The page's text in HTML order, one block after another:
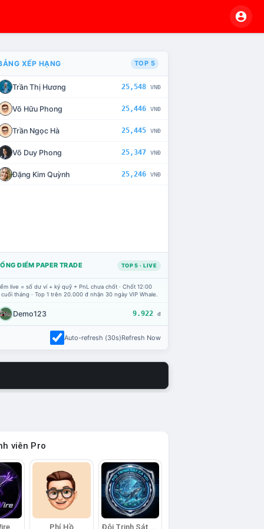
CHẾ TÀI XỬ LÝ VI PHẠM
XẾP HẠNG TOP 5
Trần Thị Hương 25,548 VNĐ
Võ Hữu Phong 25,446 VNĐ
Trần Ngọc Hà 25,445 VNĐ
Võ Duy Phong 25,347 VNĐ
Đặng Kim Quỳnh 25,246 VNĐ
ĐIỂM PAPER TRADE TOP 5 · LIVE
live = số dư ví + ký quỹ + PnL chưa chốt · Chốt 12:00
tháng · Top 1 trên 20.000 đ nhận 30 ngày VIP Whale.
Demo123 9.922 đ
Auto-refresh (30s)Refresh Now
viên Pro
Phí Hồ